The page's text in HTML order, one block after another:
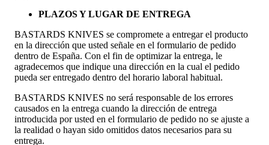
PLAZOS Y LUGAR DE ENTREGA
BASTARDS KNIVES se compromete a entregar el producto
en la dirección que usted señale en el formulario de pedido
dentro de España. Con el fin de optimizar la entrega, le
agradecemos que indique una dirección en la cual el pedido
pueda ser entregado dentro del horario laboral habitual.
BASTARDS KNIVES no será responsable de los errores
causados en la entrega cuando la dirección de entrega
introducida por usted en el formulario de pedido no se ajuste a
la realidad o hayan sido omitidos datos necesarios para su
entrega.